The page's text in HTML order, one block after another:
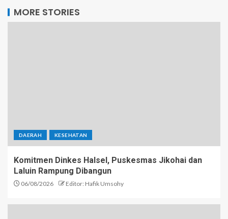
MORE STORIES
DAERAH KESEHATAN
Komitmen Dinkes Halsel, Puskesmas Jikohai dan
Laluin Rampung Dibangun
06/08/2026 Editor: Hafik Umsohy